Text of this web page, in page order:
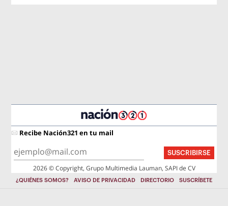
Recibe Nación321 en tu mail
SUSCRIBIRSE
2026 © Copyright, Grupo Multimedia Lauman, SAPI de CV
¿QUIÉNES SOMOS? AVISO DE PRIVACIDAD DIRECTORIO SUSCRÍBETE